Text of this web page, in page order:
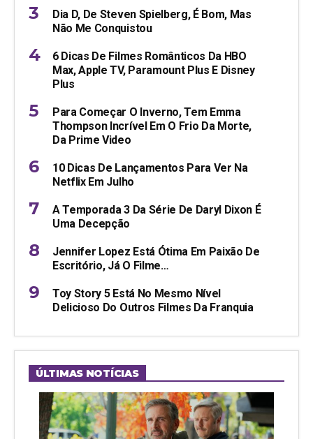
Dia D, De Steven Spielberg, É Bom, Mas
Não Me Conquistou
6 Dicas De Filmes Românticos Da HBO
Max, Apple TV, Paramount Plus E Disney
Plus
Para Começar O Inverno, Tem Emma
Thompson Incrível Em O Frio Da Morte,
Da Prime Video
10 Dicas De Lançamentos Para Ver Na
Netflix Em Julho
A Temporada 3 Da Série De Daryl Dixon É
Uma Decepção
Jennifer Lopez Está Ótima Em Paixão De
Escritório, Já O Filme…
Toy Story 5 Está No Mesmo Nível
Delicioso Do Outros Filmes Da Franquia
ÚLTIMAS NOTÍCIAS